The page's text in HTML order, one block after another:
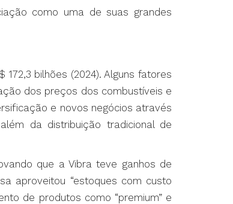
como uma de suas grandes
bilhões (2024). Alguns fatores
dos preços dos combustíveis e
e novos negócios através
da distribuição tradicional de
que a Vibra teve ganhos de
aproveitou “estoques com custo
de produtos como “premium” e